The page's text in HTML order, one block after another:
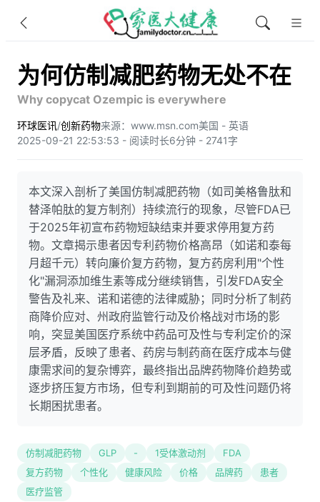
为何仿制减肥药物无处不在
Why copycat Ozempic is everywhere
环球医讯/创新药物来源：www.msn.com美国 - 英语
2025-09-21 22:53:53 - 阅读时长6分钟 - 2741字
本文深入剖析了美国仿制减肥药物（如司美格鲁肽和
替泽帕肽的复方制剂）持续流行的现象，尽管FDA已
于2025年初宣布药物短缺结束并要求停用复方药
物。文章揭示患者因专利药物价格高昂（如诺和泰每
月超千元）转向廉价复方药物，复方药房利用"个性
化"漏洞添加维生素等成分继续销售，引发FDA安全
警告及礼来、诺和诺德的法律威胁；同时分析了制药
商降价应对、州政府监管行动及价格战对市场的影
响，突显美国医疗系统中药品可及性与专利定价的深
层矛盾，反映了患者、药房与制药商在医疗成本与健
康需求间的复杂博弈，最终指出品牌药物降价趋势或
逐步挤压复方市场，但专利到期前的可及性问题仍将
长期困扰患者。
仿制减肥药物 GLP - 1受体激动剂
FDA
复方药物
个性化 健康风险 价格 品牌药
患者
医疗监管